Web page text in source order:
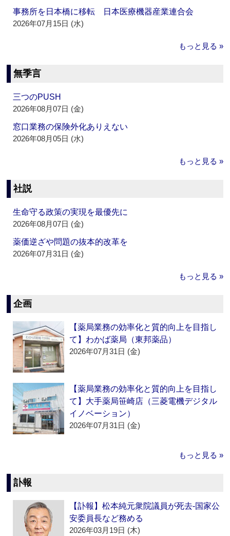
事務所を日本橋に移転 日本医療機器産業連合会
2026年07月15日 (水)
もっと見る »
無季言
三つのPUSH
2026年08月07日 (金)
窓口業務の保険外化ありえない
2026年08月05日 (水)
もっと見る »
社説
生命守る政策の実現を最優先に
2026年08月07日 (金)
薬価逆ざや問題の抜本的改革を
2026年07月31日 (金)
もっと見る »
企画
【薬局業務の効率化と質的向上を目指し
て】わかば薬局（東邦薬品）
2026年07月31日 (金)
【薬局業務の効率化と質的向上を目指し
て】大手薬局笹崎店（三菱電機デジタル
イノベーション）
2026年07月31日 (金)
もっと見る »
訃報
【訃報】松本純元衆院議員が死去‐国家公
安委員長など務める
2026年03月19日 (木)